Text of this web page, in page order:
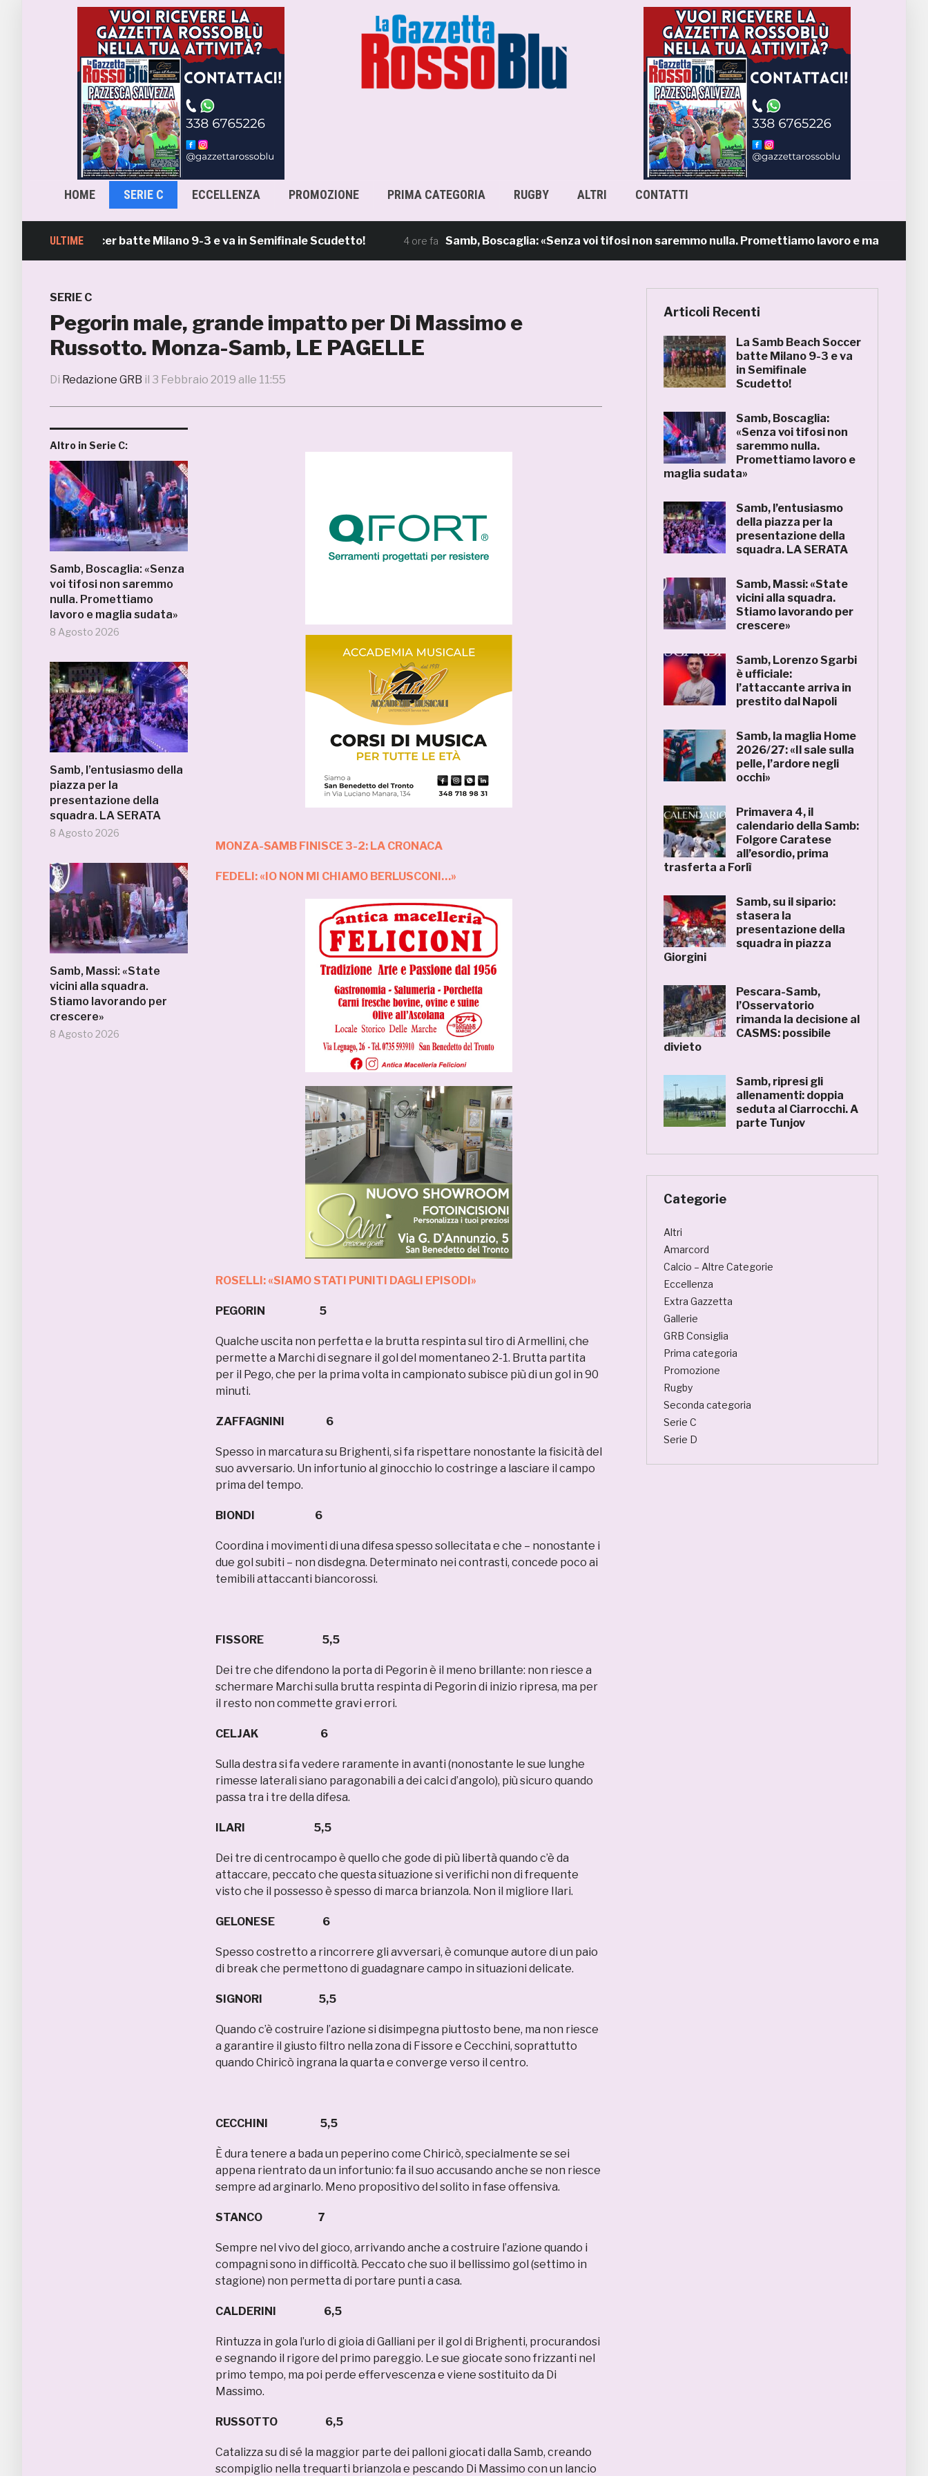
HOME SERIE C ECCELLENZA PROMOZIONE PRIMA CATEGORIA RUGBY ALTRI CONTATTI
ULTIME
Beach Soccer batte Milano 9-3 e va in Semifinale Scudetto! Samb, Boscaglia: «Senza voi tifosi non saremmo nulla. Promettiamo lavoro e maglia sudata»
SERIE C
Pegorin male, grande impatto per Di Massimo e
Russotto. Monza-Samb, LE PAGELLE
Di Redazione GRB il 3 Febbraio 2019 alle 11:55
Altro in Serie C:
Samb, Boscaglia: «Senza
voi tifosi non saremmo
nulla. Promettiamo
lavoro e maglia sudata»
8 Agosto 2026
Samb, l’entusiasmo della
piazza per la
presentazione della
squadra. LA SERATA
8 Agosto 2026
Samb, Massi: «State
vicini alla squadra.
Stiamo lavorando per
crescere»
8 Agosto 2026
MONZA-SAMB FINISCE 3-2: LA CRONACA
FEDELI: «IO NON MI CHIAMO BERLUSCONI…»
ROSELLI: «SIAMO STATI PUNITI DAGLI EPISODI»
PEGORIN 5
Qualche uscita non perfetta e la brutta respinta sul tiro di Armellini, che
permette a Marchi di segnare il gol del momentaneo 2-1. Brutta partita
per il Pego, che per la prima volta in campionato subisce più di un gol in 90
minuti.
ZAFFAGNINI 6
Spesso in marcatura su Brighenti, si fa rispettare nonostante la fisicità del
suo avversario. Un infortunio al ginocchio lo costringe a lasciare il campo
prima del tempo.
BIONDI 6
Coordina i movimenti di una difesa spesso sollecitata e che – nonostante i
due gol subiti – non disdegna. Determinato nei contrasti, concede poco ai
temibili attaccanti biancorossi.
FISSORE 5,5
Dei tre che difendono la porta di Pegorin è il meno brillante: non riesce a
schermare Marchi sulla brutta respinta di Pegorin di inizio ripresa, ma per
il resto non commette gravi errori.
CELJAK 6
Sulla destra si fa vedere raramente in avanti (nonostante le sue lunghe
rimesse laterali siano paragonabili a dei calci d’angolo), più sicuro quando
passa tra i tre della difesa.
ILARI 5,5
Dei tre di centrocampo è quello che gode di più libertà quando c’è da
attaccare, peccato che questa situazione si verifichi non di frequente
visto che il possesso è spesso di marca brianzola. Non il migliore Ilari.
GELONESE 6
Spesso costretto a rincorrere gli avversari, è comunque autore di un paio
di break che permettono di guadagnare campo in situazioni delicate.
SIGNORI 5,5
Quando c’è costruire l’azione si disimpegna piuttosto bene, ma non riesce
a garantire il giusto filtro nella zona di Fissore e Cecchini, soprattutto
quando Chiricò ingrana la quarta e converge verso il centro.
CECCHINI 5,5
È dura tenere a bada un peperino come Chiricò, specialmente se sei
appena rientrato da un infortunio: fa il suo accusando anche se non riesce
sempre ad arginarlo. Meno propositivo del solito in fase offensiva.
STANCO 7
Sempre nel vivo del gioco, arrivando anche a costruire l’azione quando i
compagni sono in difficoltà. Peccato che suo il bellissimo gol (settimo in
stagione) non permetta di portare punti a casa.
CALDERINI 6,5
Rintuzza in gola l’urlo di gioia di Galliani per il gol di Brighenti, procurandosi
e segnando il rigore del primo pareggio. Le sue giocate sono frizzanti nel
primo tempo, ma poi perde effervescenza e viene sostituito da Di
Massimo.
RUSSOTTO 6,5
Catalizza su di sé la maggior parte dei palloni giocati dalla Samb, creando
scompiglio nella trequarti brianzola e pescando Di Massimo con un lancio
Articoli Recenti
La Samb Beach Soccer
batte Milano 9-3 e va
in Semifinale
Scudetto!
Samb, Boscaglia:
«Senza voi tifosi non
saremmo nulla.
Promettiamo lavoro e
maglia sudata»
Samb, l’entusiasmo
della piazza per la
presentazione della
squadra. LA SERATA
Samb, Massi: «State
vicini alla squadra.
Stiamo lavorando per
crescere»
Samb, Lorenzo Sgarbi
è ufficiale:
l’attaccante arriva in
prestito dal Napoli
Samb, la maglia Home
2026/27: «Il sale sulla
pelle, l’ardore negli
occhi»
Primavera 4, il
calendario della Samb:
Folgore Caratese
all’esordio, prima
trasferta a Forlì
Samb, su il sipario:
stasera la
presentazione della
squadra in piazza
Giorgini
Pescara-Samb,
l’Osservatorio
rimanda la decisione al
CASMS: possibile
divieto
Samb, ripresi gli
allenamenti: doppia
seduta al Ciarrocchi. A
parte Tunjov
Categorie
Altri
Amarcord
Calcio – Altre Categorie
Eccellenza
Extra Gazzetta
Gallerie
GRB Consiglia
Prima categoria
Promozione
Rugby
Seconda categoria
Serie C
Serie D